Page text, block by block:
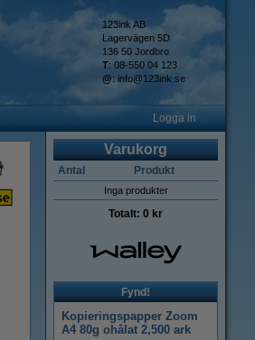
123ink AB
Lagervägen 5D
136 50 Jordbro
T: 08-550 04 123
@: info@123ink.se
Logga in
Varukorg
Antal Produkt
Inga produkter
Totalt: 0 kr
Fynd!
Kopieringspapper Zoom
A4 80g ohålat 2,500 ark